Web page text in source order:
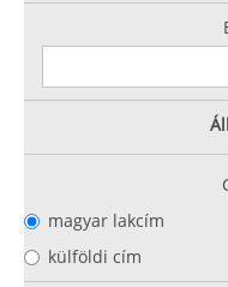
magyar lakcím
külföldi cím